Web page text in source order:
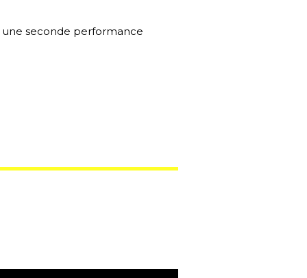
une seconde performance